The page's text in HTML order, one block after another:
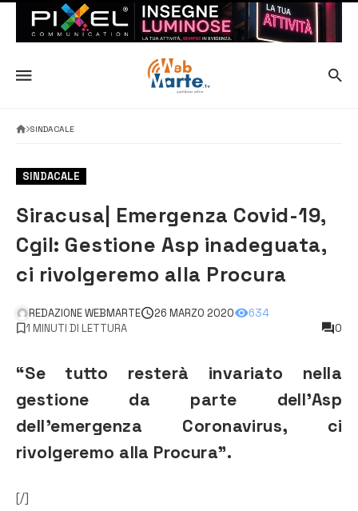
SINDACALE
SINDACALE
Siracusa| Emergenza Covid-19,
Cgil: Gestione Asp inadeguata,
ci rivolgeremo alla Procura
REDAZIONE WEBMARTE 26 MARZO 2020
634
1 MINUTI DI LETTURA
0
“Se tutto resterà invariato nella
gestione da parte dell’Asp
dell’emergenza Coronavirus, ci
rivolgeremo alla Procura”.
[/]